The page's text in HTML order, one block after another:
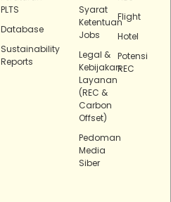
PLTS
Database
Sustainability
Reports
Syarat
Ketentuan
Jobs
Legal &
Kebijakan
Layanan
(REC &
Carbon
Offset)
Pedoman
Media
Siber
Flight
Hotel
Potensi
REC